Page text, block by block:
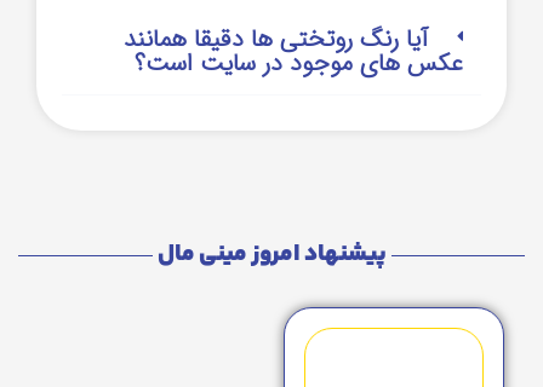
آیا رنگ روتختی ها دقیقا همانند
عکس های موجود در سایت است؟
پیشنهاد امروز مینی مال